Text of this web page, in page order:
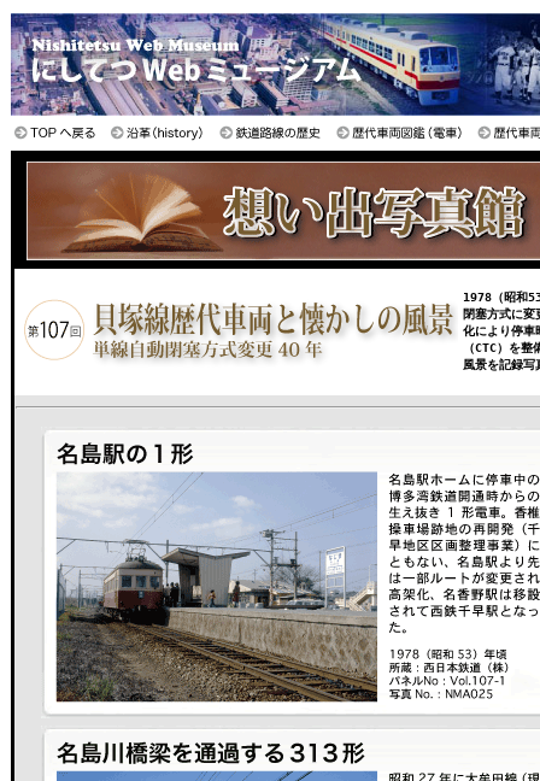
1978（昭和
閉塞方式に変
化により停車
（CTC）を
風景を記録写